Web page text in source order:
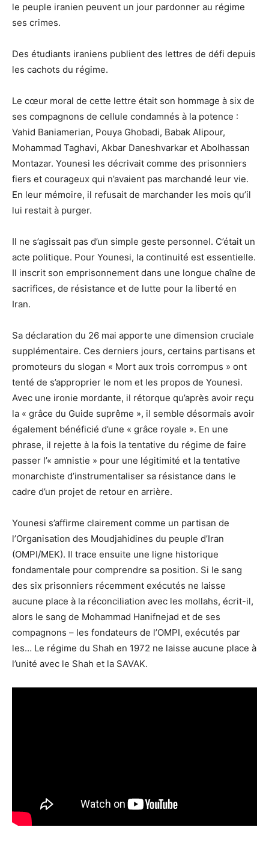
le peuple iranien peuvent un jour pardonner au régime
ses crimes.
Des étudiants iraniens publient des lettres de défi depuis
les cachots du régime.
Le cœur moral de cette lettre était son hommage à six de
ses compagnons de cellule condamnés à la potence :
Vahid Baniamerian, Pouya Ghobadi, Babak Alipour,
Mohammad Taghavi, Akbar Daneshvarkar et Abolhassan
Montazar. Younesi les décrivait comme des prisonniers
fiers et courageux qui n’avaient pas marchandé leur vie.
En leur mémoire, il refusait de marchander les mois qu’il
lui restait à purger.
Il ne s’agissait pas d’un simple geste personnel. C’était un
acte politique. Pour Younesi, la continuité est essentielle.
Il inscrit son emprisonnement dans une longue chaîne de
sacrifices, de résistance et de lutte pour la liberté en
Iran.
Sa déclaration du 26 mai apporte une dimension cruciale
supplémentaire. Ces derniers jours, certains partisans et
promoteurs du slogan « Mort aux trois corrompus » ont
tenté de s’approprier le nom et les propos de Younesi.
Avec une ironie mordante, il rétorque qu’après avoir reçu
la « grâce du Guide suprême », il semble désormais avoir
également bénéficié d’une « grâce royale ». En une
phrase, il rejette à la fois la tentative du régime de faire
passer l’« amnistie » pour une légitimité et la tentative
monarchiste d’instrumentaliser sa résistance dans le
cadre d’un projet de retour en arrière.
Younesi s’affirme clairement comme un partisan de
l’Organisation des Moudjahidines du peuple d’Iran
(OMPI/MEK). Il trace ensuite une ligne historique
fondamentale pour comprendre sa position. Si le sang
des six prisonniers récemment exécutés ne laisse
aucune place à la réconciliation avec les mollahs, écrit-il,
alors le sang de Mohammad Hanifnejad et de ses
compagnons – les fondateurs de l’OMPI, exécutés par
les… Le régime du Shah en 1972 ne laisse aucune place à
l’unité avec le Shah et la SAVAK.